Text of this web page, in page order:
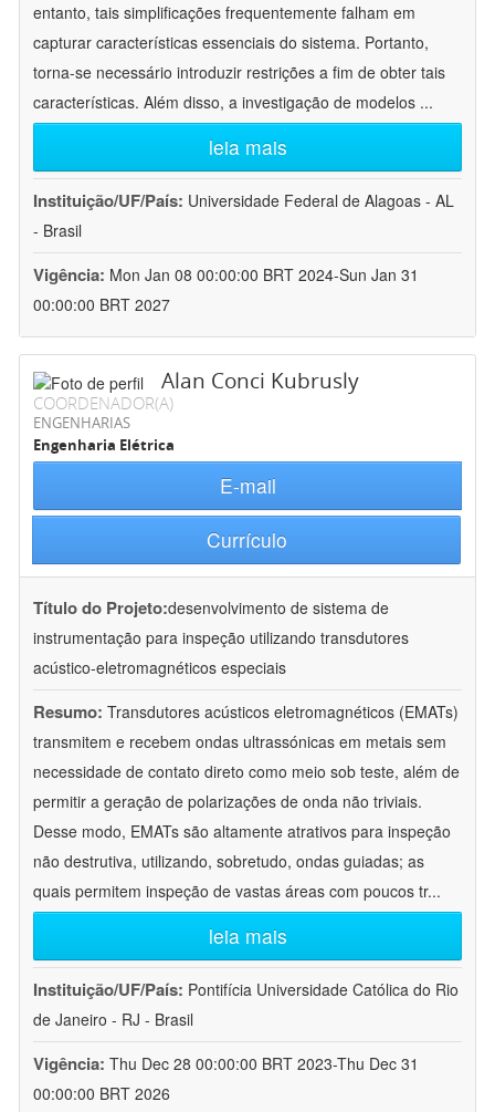
entanto, tais simplificações frequentemente falham em
capturar características essenciais do sistema. Portanto,
torna-se necessário introduzir restrições a fim de obter tais
características. Além disso, a investigação de modelos ...
leia mais
Instituição/UF/País: Universidade Federal de Alagoas - AL
- Brasil
Vigência: Mon Jan 08 00:00:00 BRT 2024-Sun Jan 31
00:00:00 BRT 2027
Alan Conci Kubrusly
COORDENADOR(A)
ENGENHARIAS
Engenharia Elétrica
E-mail
Currículo
Título do Projeto:desenvolvimento de sistema de
instrumentação para inspeção utilizando transdutores
acústico-eletromagnéticos especiais
Resumo: Transdutores acústicos eletromagnéticos (EMATs)
transmitem e recebem ondas ultrassónicas em metais sem
necessidade de contato direto como meio sob teste, além de
permitir a geração de polarizações de onda não triviais.
Desse modo, EMATs são altamente atrativos para inspeção
não destrutiva, utilizando, sobretudo, ondas guiadas; as
quais permitem inspeção de vastas áreas com poucos tr...
leia mais
Instituição/UF/País: Pontifícia Universidade Católica do Rio
de Janeiro - RJ - Brasil
Vigência: Thu Dec 28 00:00:00 BRT 2023-Thu Dec 31
00:00:00 BRT 2026